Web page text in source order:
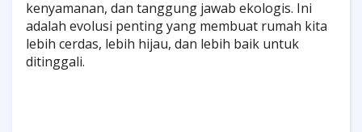
kenyamanan, dan tanggung jawab ekologis. Ini
adalah evolusi penting yang membuat rumah kita
lebih cerdas, lebih hijau, dan lebih baik untuk
ditinggali.